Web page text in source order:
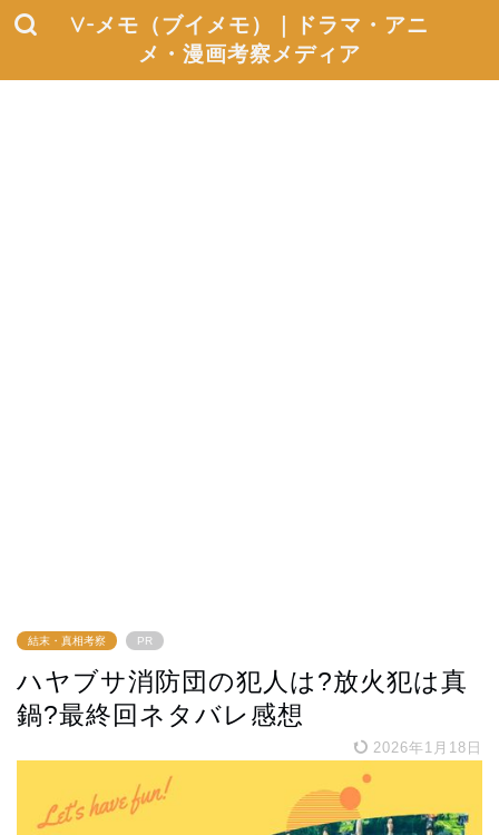
V-メモ（ブイメモ）｜ドラマ・アニ
メ・漫画考察メディア
結末・真相考察 PR
ハヤブサ消防団の犯人は?放火犯は真
鍋?最終回ネタバレ感想
2026年1月18日